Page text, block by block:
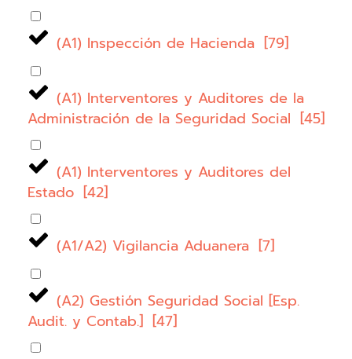
(A1) Inspección de Hacienda [79]
(A1) Interventores y Auditores de la
Administración de la Seguridad Social [45]
(A1) Interventores y Auditores del
Estado [42]
(A1/A2) Vigilancia Aduanera [7]
(A2) Gestión Seguridad Social [Esp.
Audit. y Contab.] [47]